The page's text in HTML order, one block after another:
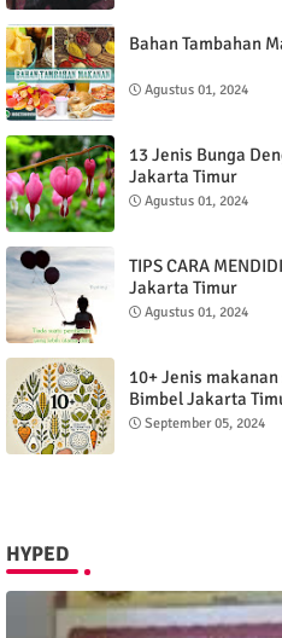
Bahan Tambahan
Agustus 01, 2024
13 Jenis Bunga
Jakarta Timur
Agustus 01, 2024
TIPS CARA
Jakarta Timur
Agustus 01, 2024
10+ Jenis
Bimbel Jakarta
September 05, 2024
HYPED